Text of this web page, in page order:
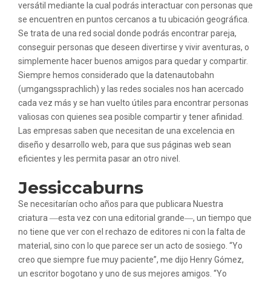
versátil mediante la cual podrás interactuar con personas que
se encuentren en puntos cercanos a tu ubicación geográfica.
Se trata de una red social donde podrás encontrar pareja,
conseguir personas que deseen divertirse y vivir aventuras, o
simplemente hacer buenos amigos para quedar y compartir.
Siempre hemos considerado que la datenautobahn
(umgangssprachlich) y las redes sociales nos han acercado
cada vez más y se han vuelto útiles para encontrar personas
valiosas con quienes sea posible compartir y tener afinidad.
Las empresas saben que necesitan de una excelencia en
diseño y desarrollo web, para que sus páginas web sean
eficientes y les permita pasar an otro nivel.
Jessiccaburns
Se necesitarían ocho años para que publicara Nuestra
criatura ―esta vez con una editorial grande―, un tiempo que
no tiene que ver con el rechazo de editores ni con la falta de
material, sino con lo que parece ser un acto de sosiego. “Yo
creo que siempre fue muy paciente”, me dijo Henry Gómez,
un escritor bogotano y uno de sus mejores amigos. “Yo